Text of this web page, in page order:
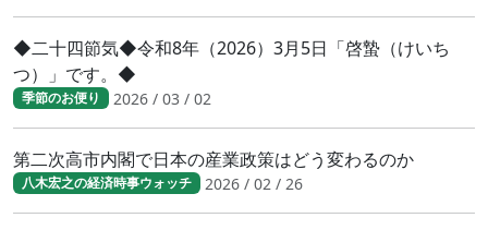
◆二十四節気◆令和8年（2026）3月5日「啓蟄（けいち
つ）」です。◆
季節のお便り 2026 / 03 / 02
第二次高市内閣で日本の産業政策はどう変わるのか
八木宏之の経済時事ウォッチ 2026 / 02 / 26